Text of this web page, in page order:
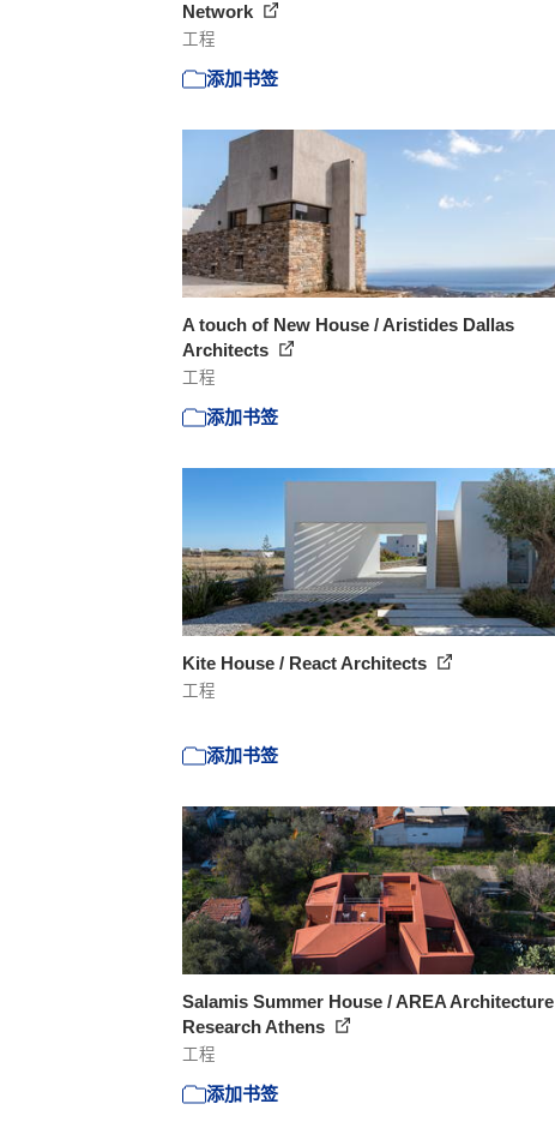
Network
工程
添加书签
A touch of New House / Aristides Dallas
Architects
工程
添加书签
Kite House / React Architects
工程
添加书签
Salamis Summer House / AREA Architecture
Research Athens
工程
添加书签